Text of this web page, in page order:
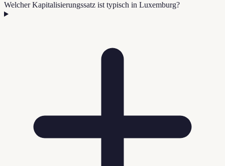
Welcher Kapitalisierungssatz ist typisch in Luxemburg?